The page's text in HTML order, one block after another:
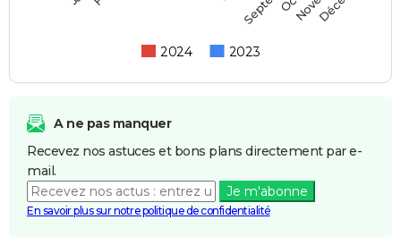
2024 2023
A ne pas manquer
Recevez nos astuces et bons plans directement par e-
mail.
Je m'abonne
En savoir plus sur notre politique de confidentialité